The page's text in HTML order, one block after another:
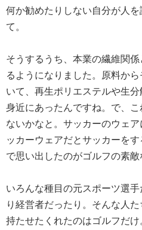
何か勧めたりしない自分が人
て。
そうするうち、本業の繊維関
るようになりました。原料か
いて、再生ポリエステルや生
身近にあったんですね。で、
ないかなと。サッカーのウェ
ッカーウェアだとサッカーを
で思い出したのがゴルフの素敵
いろんな種目の元スポーツ選
り経営者だったり。そんな人
持たせたくれたのはゴルフだ